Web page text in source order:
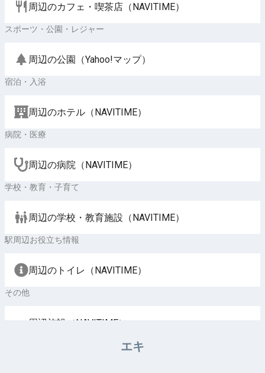
周辺のカフェ・喫茶店（NAVITIME）
スポーツ・公園・レジャー
周辺の公園（Yahoo!マップ）
宿泊・入浴
周辺のホテル（NAVITIME）
病院・医療
周辺の病院（NAVITIME）
学校・教育・子育て
周辺の学校・教育施設（NAVITIME）
駅周辺お役立ち情報
周辺のトイレ（NAVITIME）
その他
周辺施設（NAVITIME）
エキ